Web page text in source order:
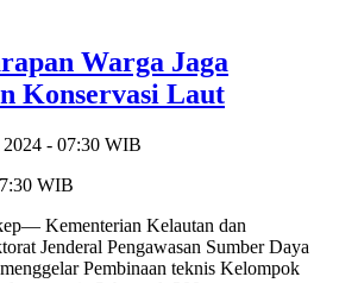
Warga Jaga
Konservasi Laut
2024 - 07:30 WIB
WIB
Kementerian Kelautan dan
Jenderal Pengawasan Sumber Daya
Pembinaan teknis Kelompok